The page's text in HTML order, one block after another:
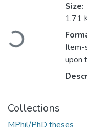
Loading...
Size:
1.71
Item-
upon
Collections
MPhil/PhD theses